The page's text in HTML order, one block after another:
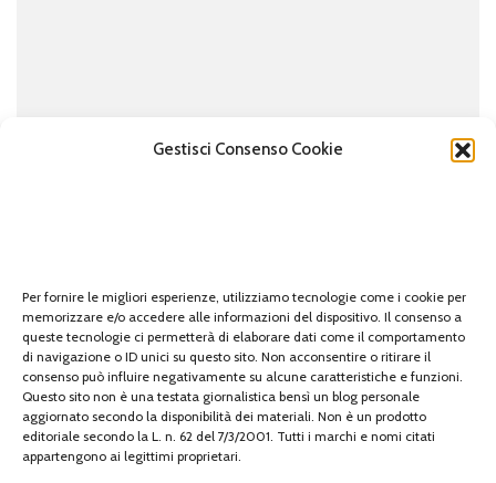
Gestisci Consenso Cookie
Per fornire le migliori esperienze, utilizziamo tecnologie come i cookie per
memorizzare e/o accedere alle informazioni del dispositivo. Il consenso a
queste tecnologie ci permetterà di elaborare dati come il comportamento
di navigazione o ID unici su questo sito. Non acconsentire o ritirare il
consenso può influire negativamente su alcune caratteristiche e funzioni.
Questo sito non è una testata giornalistica bensì un blog personale
aggiornato secondo la disponibilità dei materiali. Non è un prodotto
editoriale secondo la L. n. 62 del 7/3/2001. Tutti i marchi e nomi citati
appartengono ai legittimi proprietari.
specializzati a Brescia
di editor alle Luglio 6, 2023
Lamammografia Bresciae lo screening del tumore al
seno rivestono un ruolo fondamentale nella
prevenzione e nella diagnosi precoce di questa